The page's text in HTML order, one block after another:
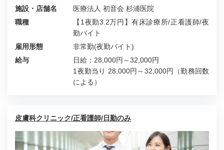
施設・店舗名
医療法人 初音会 杉浦医院
職種
【1夜勤3.2万円】有床診療所/正看護師/夜
勤バイト
雇用形態
非常勤(夜勤バイト)
給与
日給：28,000円～32,000円
1夜勤当り 28,000円～32,000円（勤務回数
による）
皮膚科クリニック/正看護師/日勤のみ